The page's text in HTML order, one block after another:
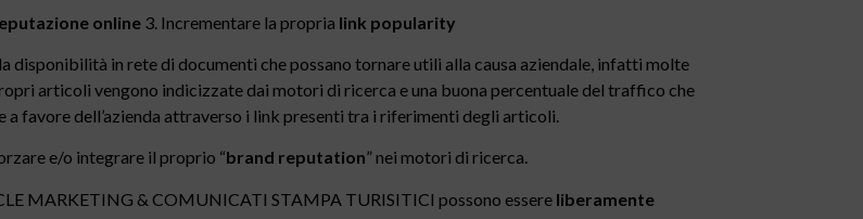
online 3. Incrementare la propria link popularity
disponibilità in rete di documenti che possano tornare utili alla causa aziendale, infatti molte
articoli vengono indicizzate dai motori di ricerca e una buona percentuale del traffico che
favore dell’azienda attraverso i link presenti tra i riferimenti degli articoli.
e/o integrare il proprio “brand reputation” nei motori di ricerca.
MARKETING & COMUNICATI STAMPA TURISITICI possono essere liberamente